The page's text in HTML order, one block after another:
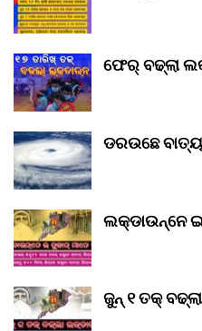
ଫେର୍ ବଢ୍‌ଲା
ଡରଉଛେ
ଲକ୍‌ଡାଉନ୍‌ନେ ଇ
ଜୁନ୍ ୧ ତକ୍